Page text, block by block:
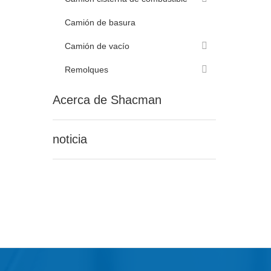
Camión de basura
Camión de vacío
Remolques
Acerca de Shacman
noticia